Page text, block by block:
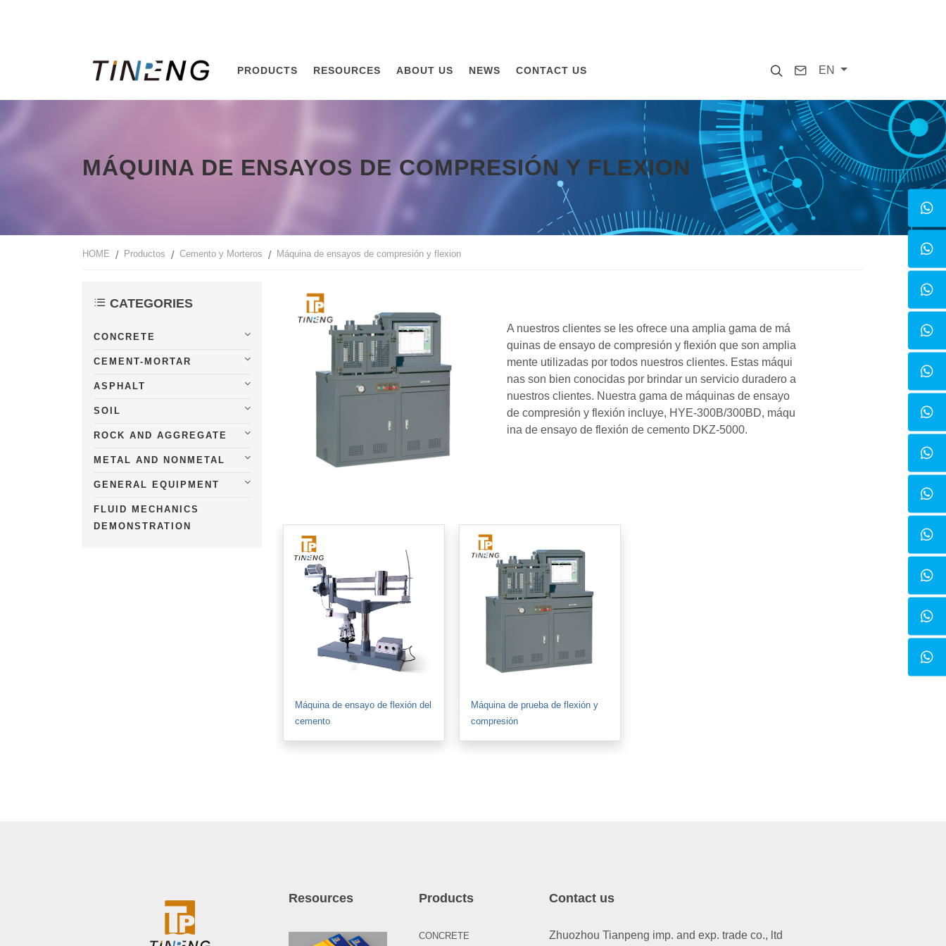
SearchContact
EN
PRODUCTS RESOURCES ABOUT US NEWS CONTACT US
MÁQUINA DE ENSAYOS DE COMPRESIÓN Y FLEXION
HOME Productos Cemento y Morteros Máquina de ensayos de compresión y flexion
CATEGORIES
CONCRETE
CEMENT-MORTAR
ASPHALT
SOIL
ROCK AND AGGREGATE
METAL AND NONMETAL
GENERAL EQUIPMENT
FLUID MECHANICS
DEMONSTRATION
A nuestros clientes se les ofrece una amplia gama de má
quinas de ensayo de compresión y flexión que son amplia
mente utilizadas por todos nuestros clientes. Estas máqui
nas son bien conocidas por brindar un servicio duradero a
nuestros clientes. Nuestra gama de máquinas de ensayo
de compresión y flexión incluye, HYE-300B/300BD, máqu
ina de ensayo de flexión de cemento DKZ-5000.
Máquina de ensayo de flexión del
cemento
Máquina de prueba de flexión y
compresión
Resources Products
CONCRETE
Contact us
Zhuozhou Tianpeng imp. and exp. trade co., ltd